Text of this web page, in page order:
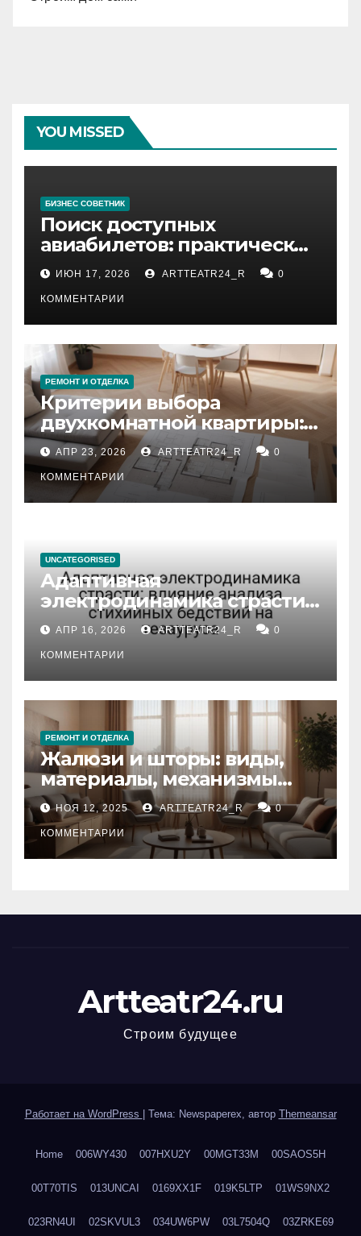
YOU MISSED
БИЗНЕС СОВЕТНИК
Поиск доступных
авиабилетов: практические
рекомендации
ИЮН 17, 2026 ARTTEATR24_R 0
КОММЕНТАРИИ
РЕМОНТ И ОТДЕЛКА
Критерии выбора
двухкомнатной квартиры:
планировка, площадь,
состояние и документация
АПР 23, 2026 ARTTEATR24_R 0
КОММЕНТАРИИ
UNCATEGORISED
Адаптивная
электродинамика страсти:
влияние анализа
стихийных бедствий на
тезауруса
АПР 16, 2026 ARTTEATR24_R 0
КОММЕНТАРИИ
РЕМОНТ И ОТДЕЛКА
Жалюзи и шторы: виды,
материалы, механизмы
управления и уход
НОЯ 12, 2025 ARTTEATR24_R 0
КОММЕНТАРИИ
Artteatr24.ru
Строим будущее
Работает на WordPress Тема: Newspaperex, автор Themeansar
Home 006WY430 007HXU2Y 00MGT33M 00SAOS5H
00T70TIS 013UNCAI 0169XX1F 019K5LTP 01WS9NX2
023RN4UI 02SKVUL3 034UW6PW 03L7504Q 03ZRKE69